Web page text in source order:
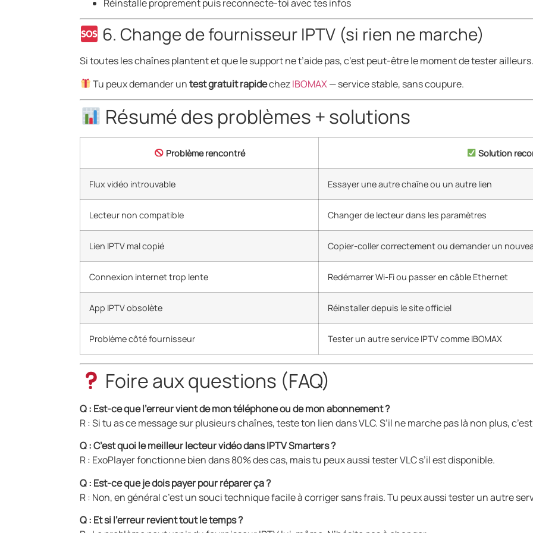
Réinstalle proprement puis reconnecte-toi avec tes infos
6. Change de fournisseur IPTV (si rien ne marche)
Si toutes les chaînes plantent et que le support ne t’aide pas, c’est peut-être le moment de tester ailleurs.
Tu peux demander untest gratuit rapidechezIBOMAX— service stable, sans coupure.
Résumé des problèmes + solutions
Problème rencontré Solution
Flux vidéo introuvable Essayer une autre chaîne ou un autre lien
Lecteur non compatible Changer de lecteur dans les paramètres
Lien IPTV mal copié Copier-coller correctement ou demander un
Connexion internet trop lente Redémarrer Wi-Fi ou passer en câble Ethernet
App IPTV obsolète Réinstaller depuis le site officiel
Problème côté fournisseur Tester un autre service IPTV comme IBOMAX
Foire aux questions (FAQ)
Q : Est-ce que l’erreur vient de mon téléphone ou de mon abonnement ?
R : Si tu as ce message sur plusieurs chaînes, teste ton lien dans VLC. S’il ne marche pas là non plus,
Q : C’est quoi le meilleur lecteur vidéo dans IPTV Smarters ?
R : ExoPlayer fonctionne bien dans 80% des cas, mais tu peux aussi tester VLC s’il est disponible.
Q : Est-ce que je dois payer pour réparer ça ?
R : Non, en général c’est un souci technique facile à corriger sans frais. Tu peux aussi tester un autre
Q : Et si l’erreur revient tout le temps ?